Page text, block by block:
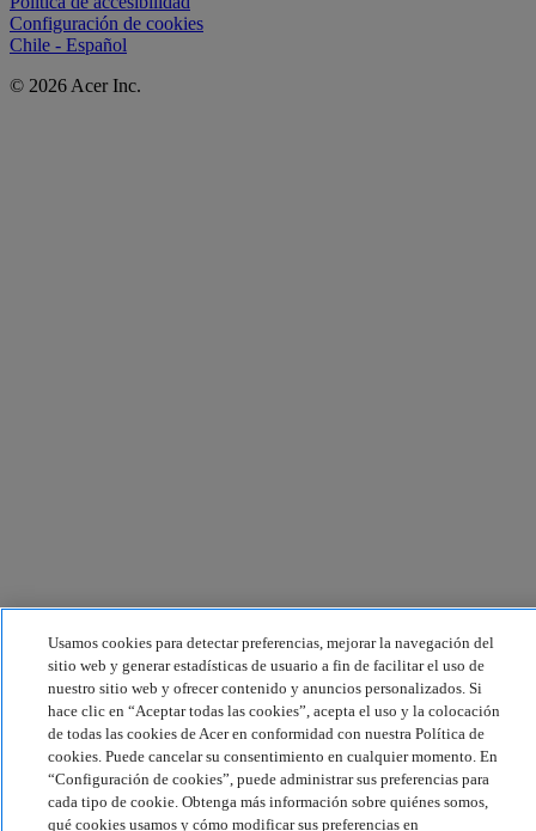
Configuración de cookies
Chile - Español
© 2026 Acer Inc.
Usamos cookies para detectar preferencias, mejorar la navegación del
sitio web y generar estadísticas de usuario a fin de facilitar el uso de
nuestro sitio web y ofrecer contenido y anuncios personalizados. Si
hace clic en “Aceptar todas las cookies”, acepta el uso y la colocación
de todas las cookies de Acer en conformidad con nuestra Política de
cookies. Puede cancelar su consentimiento en cualquier momento. En
“Configuración de cookies”, puede administrar sus preferencias para
cada tipo de cookie. Obtenga más información sobre quiénes somos,
qué cookies usamos y cómo modificar sus preferencias en